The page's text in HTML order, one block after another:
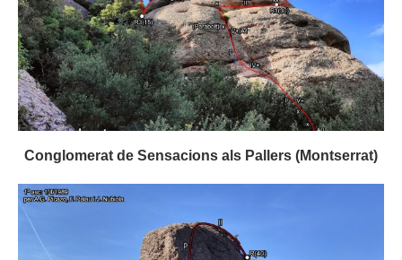
Conglomerat de Sensacions als Pallers (Montserrat)